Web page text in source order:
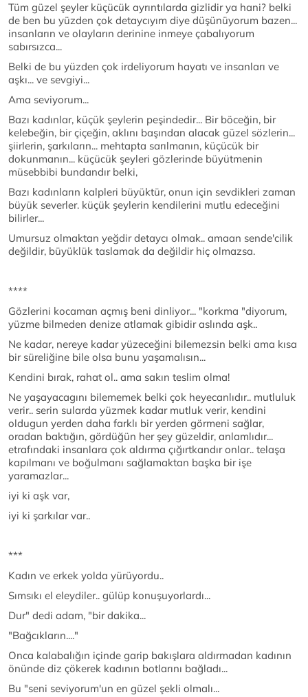
Tüm güzel şeyler küçücük ayrıntılarda gizlidir ya hani? belki
de ben bu yüzden çok detaycıyım diye düşünüyorum bazen...
insanların ve olayların derinine inmeye çabalıyorum
sabırsızca...
Belki de bu yüzden çok irdeliyorum hayatı ve insanları ve
aşkı... ve sevgiyi...
Ama seviyorum...
Bazı kadınlar, küçük şeylerin peşindedir... Bir böceğin, bir
kelebeğin, bir çiçeğin, aklını başından alacak güzel sözlerin...
şiirlerin, şarkıların... mehtapta sarılmanın, küçücük bir
dokunmanın... küçücük şeyleri gözlerinde büyütmenin
müsebbibi bundandır belki,
Bazı kadınların kalpleri büyüktür, onun için sevdikleri zaman
büyük severler. küçük şeylerin kendilerini mutlu edeceğini
bilirler...
Umursuz olmaktan yeğdir detaycı olmak.. amaan sende'cilik
değildir, büyüklük taslamak da değildir hiç olmazsa.
****
Gözlerini kocaman açmış beni dinliyor... "korkma "diyorum,
yüzme bilmeden denize atlamak gibidir aslında aşk..
Ne kadar, nereye kadar yüzeceğini bilemezsin belki ama kısa
bir süreliğine bile olsa bunu yaşamalısın...
Kendini bırak, rahat ol.. ama sakın teslim olma!
Ne yaşayacagını bilememek belki çok heyecanlıdır.. mutluluk
verir.. serin sularda yüzmek kadar mutluk verir, kendini
oldugun yerden daha farklı bir yerden görmeni sağlar,
oradan baktığın, gördüğün her şey güzeldir, anlamlıdır...
etrafındaki insanlara çok aldırma çığırtkandır onlar.. telaşa
kapılmanı ve boğulmanı sağlamaktan başka bir işe
yaramazlar...
iyi ki aşk var,
iyi ki şarkılar var..
***
Kadın ve erkek yolda yürüyordu..
Sımsıkı el eleydiler.. gülüp konuşuyorlardı...
Dur" dedi adam, "bir dakika...
"Bağcıkların...."
Onca kalabalığın içinde garip bakışlara aldırmadan kadının
önünde diz çökerek kadının botlarını bağladı...
Bu "seni seviyorum'un en güzel şekli olmalı...